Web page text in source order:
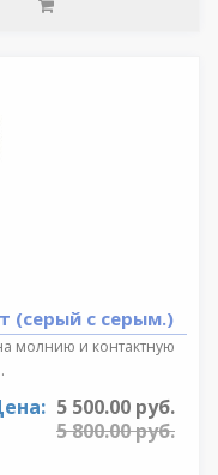
(серый с серым.)
молнию и контактную
5 500.00 руб.
5 800.00 руб.